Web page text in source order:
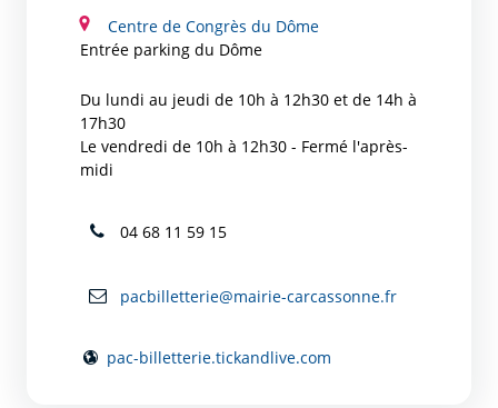
Centre de Congrès du Dôme
Entrée parking du Dôme
Du lundi au jeudi de 10h à 12h30 et de 14h à
17h30
Le vendredi de 10h à 12h30 - Fermé l'après-
midi
04 68 11 59 15
pacbilletterie@mairie-carcassonne.fr
pac-billetterie.tickandlive.com